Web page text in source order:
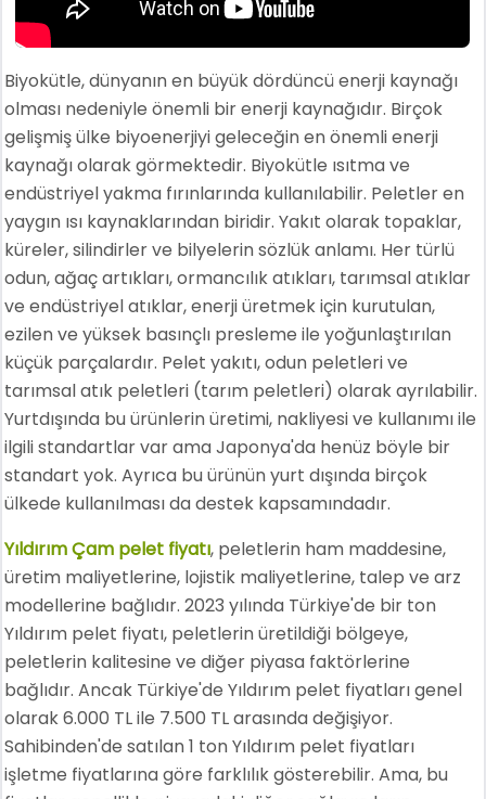
Biyokütle, dünyanın en büyük dördüncü enerji kaynağı
olması nedeniyle önemli bir enerji kaynağıdır. Birçok
gelişmiş ülke biyoenerjiyi geleceğin en önemli enerji
kaynağı olarak görmektedir. Biyokütle ısıtma ve
endüstriyel yakma fırınlarında kullanılabilir. Peletler en
yaygın ısı kaynaklarından biridir. Yakıt olarak topaklar,
küreler, silindirler ve bilyelerin sözlük anlamı. Her türlü
odun, ağaç artıkları, ormancılık atıkları, tarımsal atıklar
ve endüstriyel atıklar, enerji üretmek için kurutulan,
ezilen ve yüksek basınçlı presleme ile yoğunlaştırılan
küçük parçalardır. Pelet yakıtı, odun peletleri ve
tarımsal atık peletleri (tarım peletleri) olarak ayrılabilir.
Yurtdışında bu ürünlerin üretimi, nakliyesi ve kullanımı ile
ilgili standartlar var ama Japonya'da henüz böyle bir
standart yok. Ayrıca bu ürünün yurt dışında birçok
ülkede kullanılması da destek kapsamındadır.
Yıldırım Çam pelet fiyatı, peletlerin ham maddesine,
üretim maliyetlerine, lojistik maliyetlerine, talep ve arz
modellerine bağlıdır. 2023 yılında Türkiye'de bir ton
Yıldırım pelet fiyatı, peletlerin üretildiği bölgeye,
peletlerin kalitesine ve diğer piyasa faktörlerine
bağlıdır. Ancak Türkiye'de Yıldırım pelet fiyatları genel
olarak 6.000 TL ile 7.500 TL arasında değişiyor.
Sahibinden'de satılan 1 ton Yıldırım pelet fiyatları
işletme fiyatlarına göre farklılık gösterebilir. Ama, bu